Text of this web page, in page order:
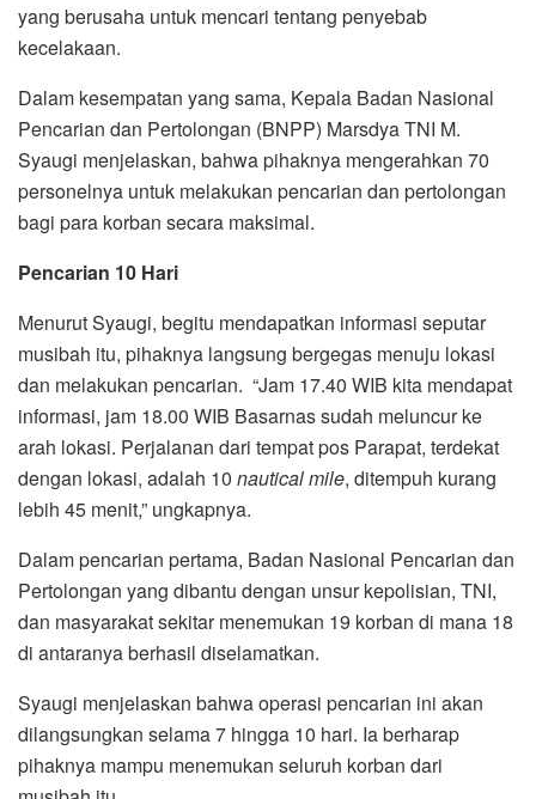
yang berusaha untuk mencari tentang penyebab
kecelakaan.
Dalam kesempatan yang sama, Kepala Badan Nasional
Pencarian dan Pertolongan (BNPP) Marsdya TNI M.
Syaugi menjelaskan, bahwa pihaknya mengerahkan 70
personelnya untuk melakukan pencarian dan pertolongan
bagi para korban secara maksimal.
Pencarian 10 Hari
Menurut Syaugi, begitu mendapatkan informasi seputar
musibah itu, pihaknya langsung bergegas menuju lokasi
dan melakukan pencarian. “Jam 17.40 WIB kita mendapat
informasi, jam 18.00 WIB Basarnas sudah meluncur ke
arah lokasi. Perjalanan dari tempat pos Parapat, terdekat
dengan lokasi, adalah 10 nautical mile, ditempuh kurang
lebih 45 menit,” ungkapnya.
Dalam pencarian pertama, Badan Nasional Pencarian dan
Pertolongan yang dibantu dengan unsur kepolisian, TNI,
dan masyarakat sekitar menemukan 19 korban di mana 18
di antaranya berhasil diselamatkan.
Syaugi menjelaskan bahwa operasi pencarian ini akan
dilangsungkan selama 7 hingga 10 hari. Ia berharap
pihaknya mampu menemukan seluruh korban dari